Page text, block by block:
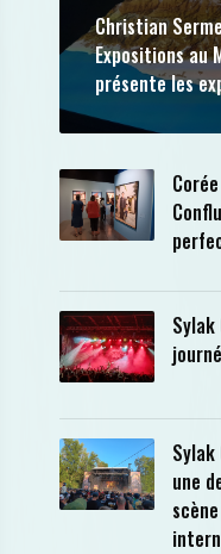
Christian
Expositions au
présente les
une